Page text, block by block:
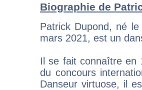
Biographie de
Patrick Dupond, né
mars 2021, est un
Il se fait connaître en
du concours
Danseur virtuose, il